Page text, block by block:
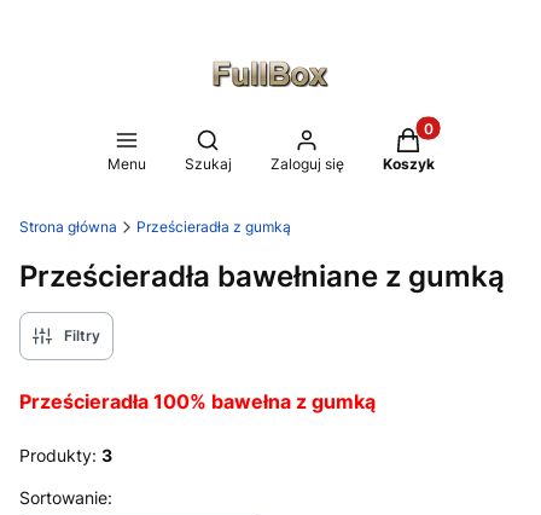
Menu
Otwórz wyszukiwarkę
Szukaj Zaloguj się
Produkty w
Koszyk
Strona główna Prześcieradła z gumką
Prześcieradła bawełniane z gumką
Filtry
Prześcieradła 100% bawełna z gumką
Produkty: 3
Lista produktów
Sortowanie: